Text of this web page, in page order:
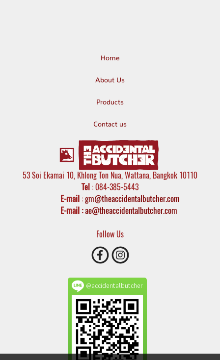
Home
About Us
Products
Contact us
53 Soi Ekamai 10, Khlong Ton Nua, Wattana, Bangkok 10110
Tel : 084-385-5443
E-mail:gm@theaccidentalbutcher.com
E-mail :ae@theaccidentalbutcher.com
Follow Us
@accidentalbutcher